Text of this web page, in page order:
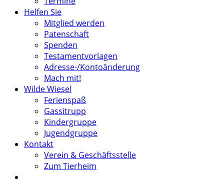
Helfen Sie
Mitglied werden
Patenschaft
Spenden
Testamentvorlagen
Adresse-/Kontoänderung
Mach mit!
Wilde Wiesel
Ferienspaß
Gassitrupp
Kindergruppe
Jugendgruppe
Kontakt
Verein & Geschäftsstelle
Zum Tierheim